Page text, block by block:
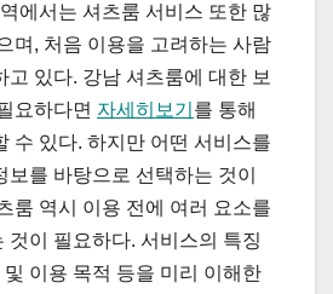
에서는 셔츠룸 서비스 또한 많
며, 처음 이용을 고려하는 사람
고 있다. 강남 셔츠룸에 대한 보
요하다면 자세히보기 를 통해
수 있다. 하지만 어떤 서비스를
보를 바탕으로 선택하는 것이
룸 역시 이용 전에 여러 요소를
것이 필요하다. 서비스의 특징
이용 목적 등을 미리 이해한